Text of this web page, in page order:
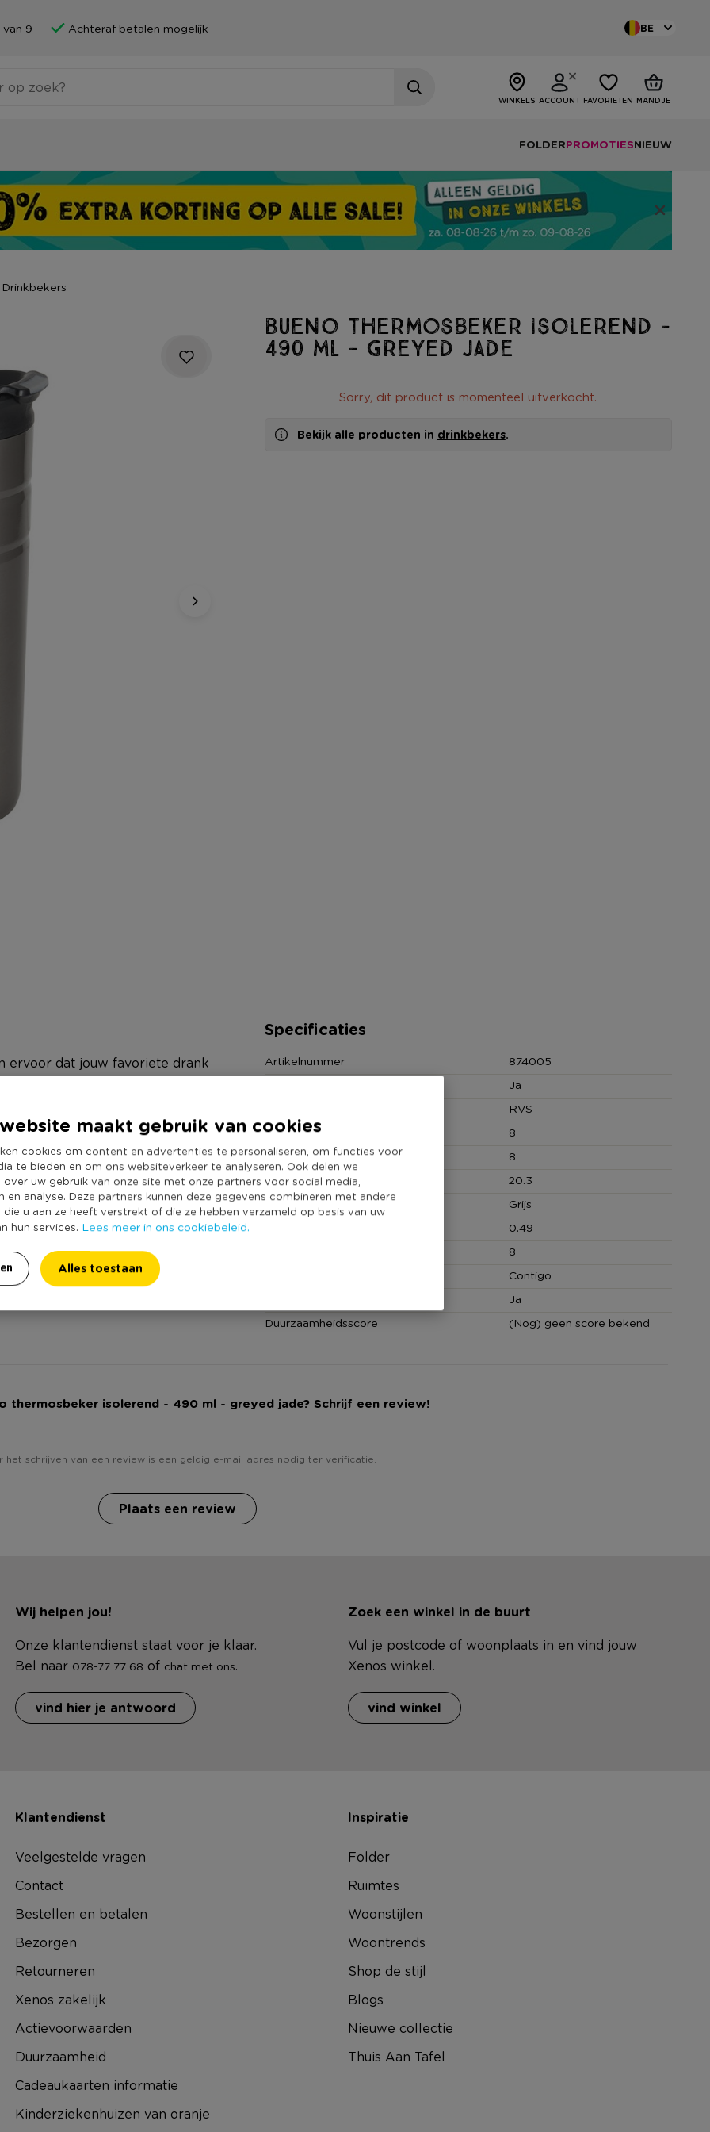
maakt gebruik van cookies
cookies om content en advertenties te personaliseren, om functies voor
te bieden en om ons websiteverkeer te analyseren. Ook delen we
uw gebruik van onze site met onze partners voor social media,
en analyse. Deze partners kunnen deze gegevens combineren met andere
u aan ze heeft verstrekt of die ze hebben verzameld op basis van uw
hun services. Lees meer in ons cookiebeleid.
Alles toestaan
9 Achteraf betalen mogelijk BE
WINKELS ACCOUNT FAVORIETEN MANDJE
FOLDERPROMOTIESNIEUW
Drinkbekers
Bueno thermosbeker isolerend -
490 ml - greyed jade
Sorry, dit product is momenteel uitverkocht.
Bekijk alle producten in drinkbekers.
ervoor dat jouw favoriete drank
Bueno een functionele
is. De isolerende
rvs en zijn geheel
in 2 kleuren: Greyed Jade
490 ml. Je maakt de beker
Specificaties
Artikelnummer
874005
Ja
RVS
Diameter (cm)
8
Productbreedte (cm)
8
Producthoogte (cm)
20.3
Kleur
Grijs
0.49
8
Contigo
Ja
Duurzaamheidsscore
(Nog) geen score bekend
thermosbeker isolerend - 490 ml - greyed jade? Schrijf een review!
het schrijven van een review is een geldig e-mail adres nodig ter verificatie.
Plaats een review
Wij helpen jou!
Onze klantendienst staat voor je klaar.
Bel naar 078-77 77 68 of chat met ons.
vind hier je antwoord
Zoek een winkel in de buurt
Vul je postcode of woonplaats in en vind jouw
Xenos winkel.
vind winkel
Klantendienst
Veelgestelde vragen
Contact
Bestellen en betalen
Bezorgen
Retourneren
Xenos zakelijk
Actievoorwaarden
Duurzaamheid
Cadeaukaarten informatie
Kinderziekenhuizen van oranje
Inspiratie
Folder
Ruimtes
Woonstijlen
Woontrends
Shop de stijl
Blogs
Nieuwe collectie
Thuis Aan Tafel